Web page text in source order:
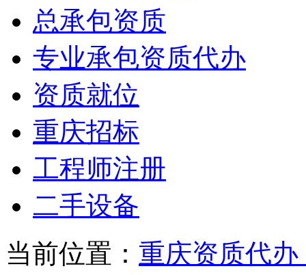
总承包资质
专业承包资质代办
资质就位
重庆招标
工程师注册
二手设备
当前位置： 重庆资质代